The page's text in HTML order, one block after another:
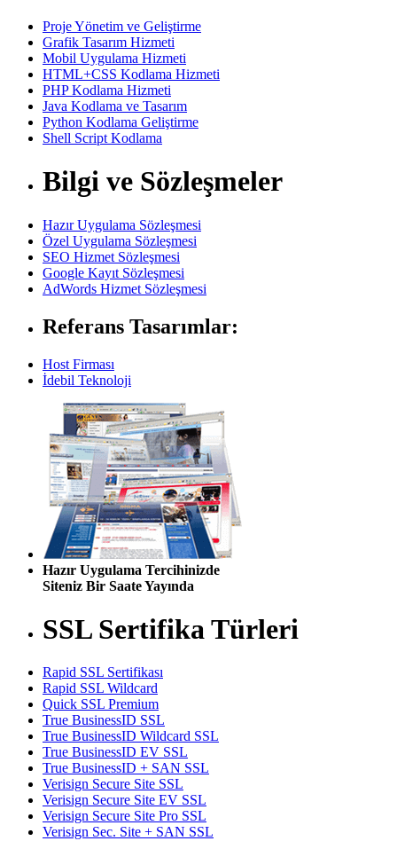
Proje Yönetim ve Geliştirme
Grafik Tasarım Hizmeti
Mobil Uygulama Hizmeti
HTML+CSS Kodlama Hizmeti
PHP Kodlama Hizmeti
Java Kodlama ve Tasarım
Python Kodlama Geliştirme
Shell Script Kodlama
Bilgi ve Sözleşmeler
Hazır Uygulama Sözleşmesi
Özel Uygulama Sözleşmesi
SEO Hizmet Sözleşmesi
Google Kayıt Sözleşmesi
AdWords Hizmet Sözleşmesi
Referans Tasarımlar:
Host Firması
İdebil Teknoloji
Hazır Uygulama Tercihinizde
Siteniz Bir Saate Yayında
SSL Sertifika Türleri
Rapid SSL Sertifikası
Rapid SSL Wildcard
Quick SSL Premium
True BusinessID SSL
True BusinessID Wildcard SSL
True BusinessID EV SSL
True BusinessID + SAN SSL
Verisign Secure Site SSL
Verisign Secure Site EV SSL
Verisign Secure Site Pro SSL
Verisign Sec. Site + SAN SSL